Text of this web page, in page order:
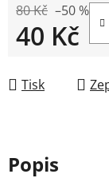
80 Kč –50 %
40 Kč
Tisk
Popis